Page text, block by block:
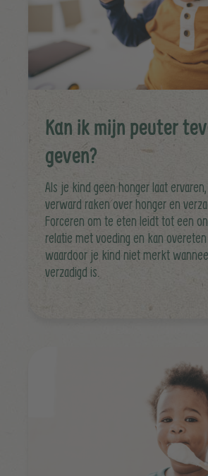
Kan ik mijn peuter
geven?
Als je kind geen honger laat
verward raken over honger en
Forceren om te eten leidt tot een
relatie met voeding en kan
waardoor je kind niet merkt
verzadigd is.